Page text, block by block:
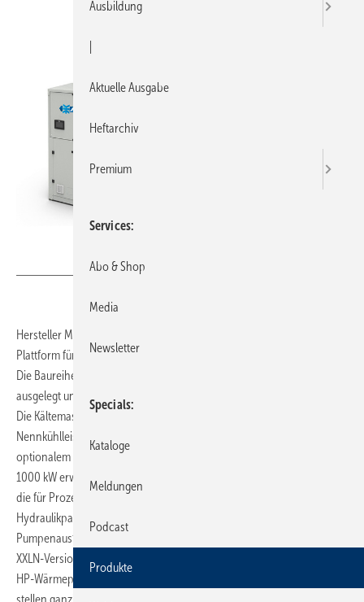
Hersteller MTA erweitert sein Portfolio um die modulare Gemini-
Plattform für Heiz- und Kühlanwendungen mit dem Kältemittel R454B.
Die Baureihe ist für Industrie-, Prozess- und HLK-Anwendungen
ausgelegt und erlaubt die Kaskadierung von bis zu sechs Einheiten.
Die Kältemaschinen mit Scroll-Verdichtern decken
Nennkühlleistungen von 87 bis 164 kW ab und lassen sich mit
optionalem Hydraulikanschlusssatz auf Systemleistungen von über
1000 kW erweitern. Der unabhängige Betrieb der Einzelgeräte sichert
die für Prozessanwendungen erforderliche Redundanz. Integrierte
Hydraulikpakete, optionale Tanks sowie unterschiedliche Lüfter- und
Pumpenausführungen erlauben eine bedarfsgerechte Auslegung. Die
XXLN-Version reduziert den Schallpegel um bis zu 6 dB(A). Die Gemini-
HP-Wärme­pumpen liefern Nennheizleistungen von 84 bis 149 kW und
stellen ganzjährig Warm- und Kaltwasser mit bis zu 60 °C bereit. In
Ausbildung
Aktuelle Ausgabe
Heftarchiv
Premium
Services
Abo & Shop
Media
Newsletter
Specials
Kataloge
Meldungen
Podcast
Produkte